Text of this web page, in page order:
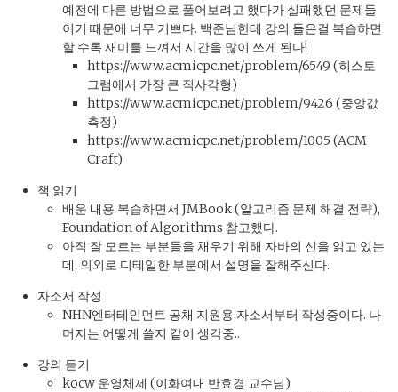
예전에 다른 방법으로 풀어보려고 했다가 실패했던 문제들
이기 때문에 너무 기쁘다. 백준님한테 강의 들은걸 복습하면
할 수록 재미를 느껴서 시간을 많이 쓰게 된다!
https://www.acmicpc.net/problem/6549 (히스토
그램에서 가장 큰 직사각형)
https://www.acmicpc.net/problem/9426 (중앙값
측정)
https://www.acmicpc.net/problem/1005 (ACM
Craft)
책 읽기
배운 내용 복습하면서 JMBook (알고리즘 문제 해결 전략),
Foundation of Algorithms 참고했다.
아직 잘 모르는 부분들을 채우기 위해 자바의 신을 읽고 있는
데, 의외로 디테일한 부분에서 설명을 잘해주신다.
자소서 작성
NHN엔터테인먼트 공채 지원용 자소서부터 작성중이다. 나
머지는 어떻게 쓸지 같이 생각중..
강의 듣기
kocw 운영체제 (이화여대 반효경 교수님)